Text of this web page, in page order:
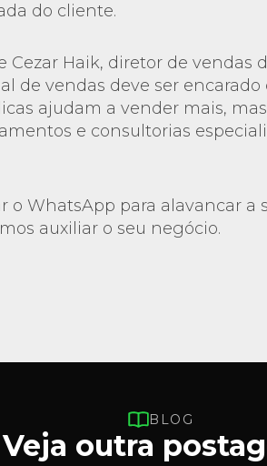
do cliente.
Cezar Haik, diretor de vendas
de vendas deve ser
ajudam a vender mais,
e consultorias
o WhatsApp para alavancar a
auxiliar o seu negócio.
BLOG
Veja outra